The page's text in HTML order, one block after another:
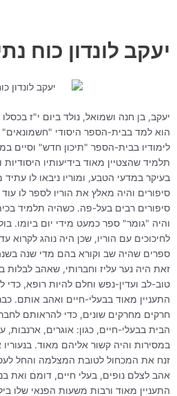
יעקב לונדון כוח
יעקב, בן חנה ושמואל, נולד ביום י"ז
הוא למד בבית-הספר היסודי
לימודיו בבית-הספר "תיכון חדש" וסיים
תלמיד שהצטיין מאוד בידיעותיו
בעיקר במדעי הטבע, ומוריו ניבאו לו
סיפורים והיה מאלץ את הוריו לספר לו עוד
סיפורים רבים בעל-פה. כשהיה תלמיד
והיה "גומר" ספר כמעט מידי יום ביומו.
לחיכוכים עם הוריו, שכן היה נוהג לקרוא
ספרים שהיה שב וקורא בהם מדי שנה
זאת היה נער עליז וחברותי, שאהב לבלות
טוב-לב ועדין-נפש וחלם להיות רופא, כדי
התעניין מאוד בבעלי-חיים ואהב אותם.
חרקים מחרקים שונים, כדי להראותם
הבית בבעלי-חיים, כגון: אוגרים,
במסירות והיה קשור אליהם מאוד.
זנח את המכחול לטובת המצלמה והחל
אהב לצלם נופים, בעלי חיים, דומם ואת
התעניין מאוד ורבות משעות הפנאי שלו